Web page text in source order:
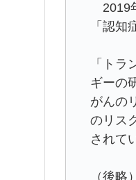
2019
「認
「ト
ギーの
がんの
のリス
されて
（後略）